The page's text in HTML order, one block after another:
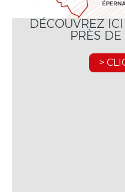
DÉCOUVREZ
PRÈS
>